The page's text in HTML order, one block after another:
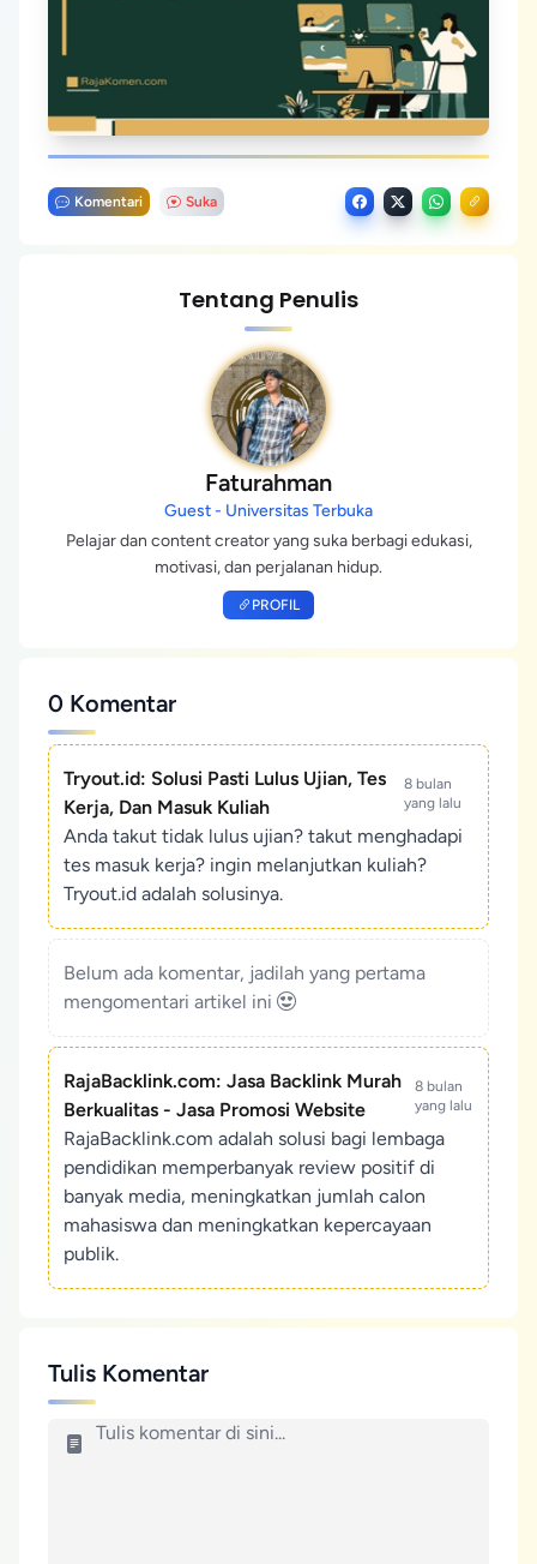
Komentari Suka
Tentang Penulis
Faturahman
Guest - Universitas Terbuka
Pelajar dan content creator yang suka berbagi edukasi,
motivasi, dan perjalanan hidup.
PROFIL
0 Komentar
Tryout.id: Solusi Pasti Lulus Ujian, Tes
Kerja, Dan Masuk Kuliah
8 bulan
yang lalu
Anda takut tidak lulus ujian? takut menghadapi
tes masuk kerja? ingin melanjutkan kuliah?
Tryout.id adalah solusinya.
Belum ada komentar, jadilah yang pertama
mengomentari artikel ini
RajaBacklink.com: Jasa Backlink Murah
Berkualitas - Jasa Promosi Website
8 bulan
yang lalu
RajaBacklink.com adalah solusi bagi lembaga
pendidikan memperbanyak review positif di
banyak media, meningkatkan jumlah calon
mahasiswa dan meningkatkan kepercayaan
publik.
Tulis Komentar